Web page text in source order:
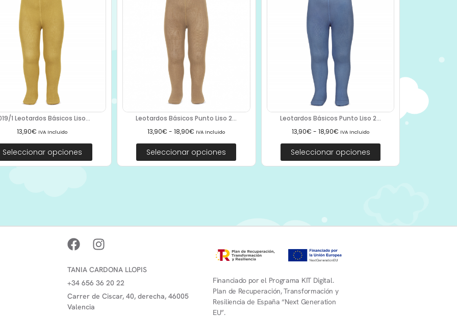
1 Leotardos Básicos Liso...
13,90€ IVA Incluido
Seleccionar opciones
Leotardos Básicos Punto Liso 2...
13,90€ - 18,90€ IVA Incluido
Seleccionar opciones
Leotardos Básicos Punto Liso 2...
13,90€ - 18,90€ IVA Incluido
Seleccionar opciones
TANIA CARDONA LLOPIS
+34 656 36 20 22
Carrer de Ciscar, 40, derecha, 46005
Valencia
Financiado por el Programa KIT Digital.
Plan de Recuperación, Transformación y
Resiliencia de España “Next Generation
EU”.